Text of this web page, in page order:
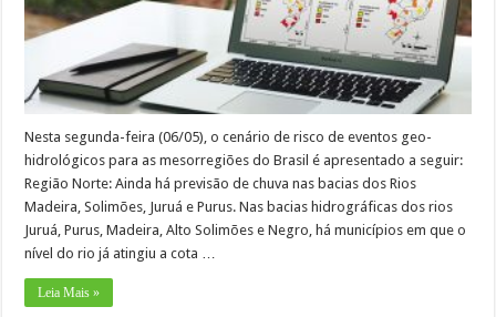
Nesta segunda-feira (06/05), o cenário de risco de eventos geo-
hidrológicos para as mesorregiões do Brasil é apresentado a seguir:
Região Norte: Ainda há previsão de chuva nas bacias dos Rios
Madeira, Solimões, Juruá e Purus. Nas bacias hidrográficas dos rios
Juruá, Purus, Madeira, Alto Solimões e Negro, há municípios em que o
nível do rio já atingiu a cota …
Leia Mais »